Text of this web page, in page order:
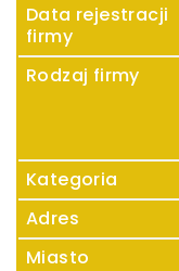
Data rejestracji
firmy
Rodzaj firmy
Kategoria
Adres
Miasto